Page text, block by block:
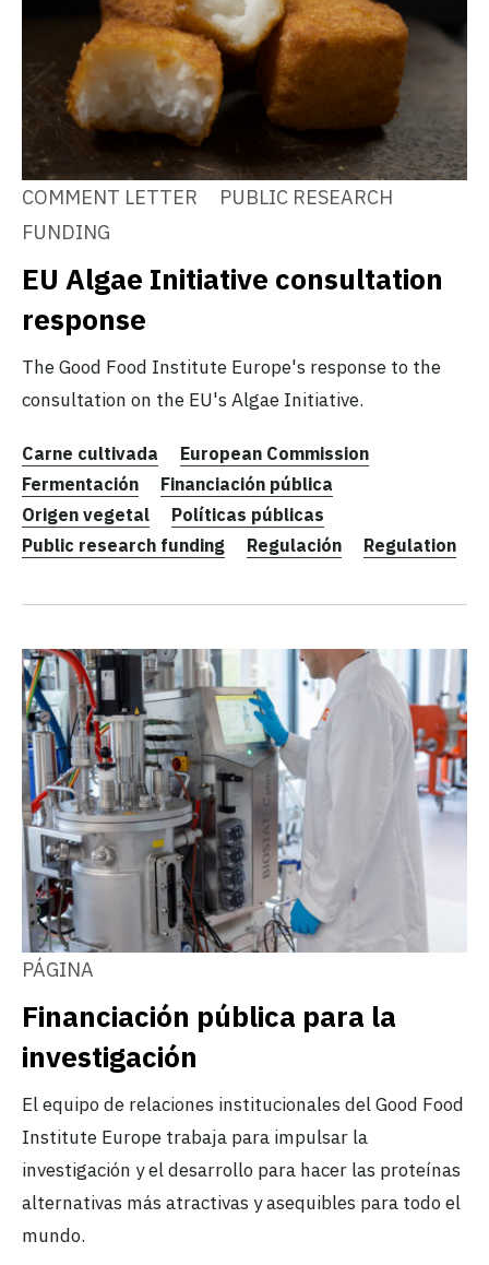
COMMENT LETTER
PUBLIC RESEARCH
FUNDING
EU Algae Initiative consultation
response
The Good Food Institute Europe's response to the
consultation on the EU's Algae Initiative.
Carne cultivada
European Commission
Fermentación
Financiación pública
Origen vegetal
Políticas públicas
Public research funding
Regulación Regulation
PÁGINA
Financiación pública para la
investigación
El equipo de relaciones institucionales del Good Food
Institute Europe trabaja para impulsar la
investigación y el desarrollo para hacer las proteínas
alternativas más atractivas y asequibles para todo el
mundo.